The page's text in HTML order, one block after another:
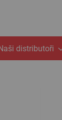
distributoři